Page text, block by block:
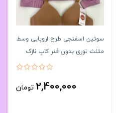
سوتین اسفنجی طرح اروپایی وسط
مثلث‌ توری بدون فنر کاپ نازک
کاپB کد 2618کد۲۰۲۳۲۷👙پک6
2,400,000 تومان